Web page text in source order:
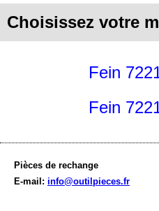
Choisissez votre
Fein
Fein
Pièces de rechange
E-mail: info@outilpieces.fr